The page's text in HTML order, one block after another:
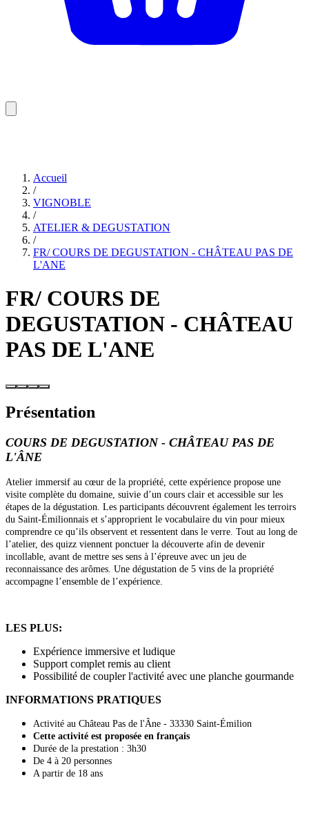
Accueil
/
VIGNOBLE
/
ATELIER & DEGUSTATION
/
FR/ COURS DE DEGUSTATION - CHÂTEAU PAS DE
L'ANE
FR/ COURS DE
DEGUSTATION - CHÂTEAU
PAS DE L'ANE
Présentation
COURS DE DEGUSTATION - CHÂTEAU PAS DE
L'ÂNE
Atelier immersif au cœur de la propriété, cette expérience propose une
visite complète du domaine, suivie d’un cours clair et accessible sur les
étapes de la dégustation. Les participants découvrent également les terroirs
du Saint-Émilionnais et s’approprient le vocabulaire du vin pour mieux
comprendre ce qu’ils observent et ressentent dans le verre. Tout au long de
l’atelier, des quizz viennent ponctuer la découverte afin de devenir
incollable, avant de mettre ses sens à l’épreuve avec un jeu de
reconnaissance des arômes. Une dégustation de 5 vins de la propriété
accompagne l’ensemble de l’expérience.
LES PLUS:
Expérience immersive et ludique
Support complet remis au client
Possibilité de coupler l'activité avec une planche gourmande
INFORMATIONS PRATIQUES
Activité au Château Pas de l'Âne - 33330 Saint-Émilion
Cette activité est proposée en français
Durée de la prestation : 3h30
De 4 à 20 personnes
A partir de 18 ans